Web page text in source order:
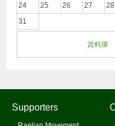
24
25 26 27 28
31
資料庫
Supporters